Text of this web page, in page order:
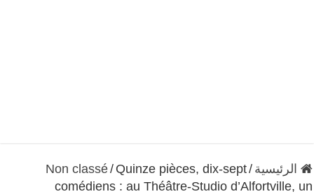
الرئيسية /
Non classé / Quinze pièces, dix-sept
comédiens : au Théâtre-Studio d’Alfortville, un